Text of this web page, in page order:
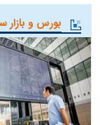
بورس و بازار